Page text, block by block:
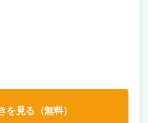
のみ
を見る（無料）